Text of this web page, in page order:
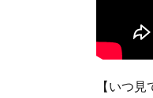
【いつ